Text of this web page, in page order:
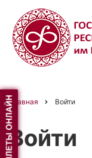
Перейти
основному
содержанию
Строка
навигации
Главная Войти
Войти